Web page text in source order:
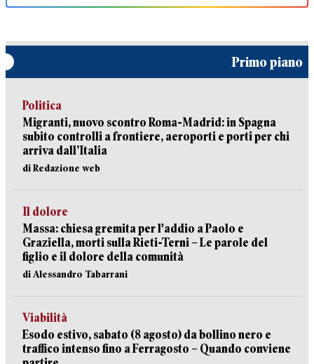
Primo piano
Politica
Migranti, nuovo scontro Roma-Madrid: in Spagna
subito controlli a frontiere, aeroporti e porti per chi
arriva dall’Italia
di Redazione web
Il dolore
Massa: chiesa gremita per l'addio a Paolo e
Graziella, morti sulla Rieti-Terni – Le parole del
figlio e il dolore della comunità
di Alessandro Tabarrani
Viabilità
Esodo estivo, sabato (8 agosto) da bollino nero e
traffico intenso fino a Ferragosto – Quando conviene